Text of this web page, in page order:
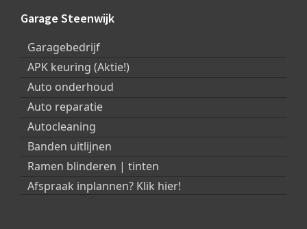
Garage Steenwijk
Garagebedrijf
APK keuring (Aktie!)
Auto onderhoud
Auto reparatie
Autocleaning
Banden uitlijnen
Ramen blinderen | tinten
Afspraak inplannen? Klik hier!